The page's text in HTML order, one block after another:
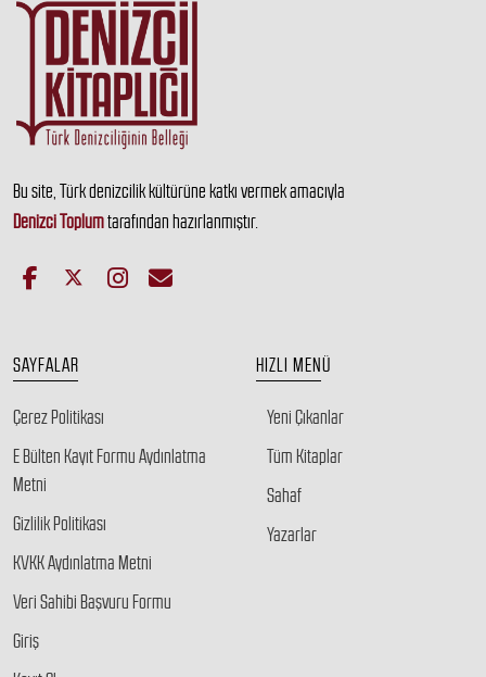
Bu site, Türk denizcilik kültürüne katkı vermek amacıyla
Denizci Toplumtarafından hazırlanmıştır.
SAYFALAR
Çerez Politikası
E Bülten Kayıt Formu Aydınlatma
Metni
Gizlilik Politikası
KVKK Aydınlatma Metni
Veri Sahibi Başvuru Formu
Giriş
HIZLI MENÜ
Yeni Çıkanlar
Tüm Kitaplar
Sahaf
Yazarlar